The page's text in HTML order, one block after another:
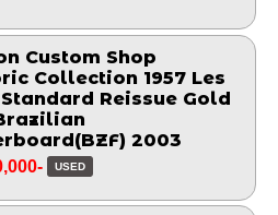
Custom Shop
Collection 1957 Les
Reissue Gold
2003
USED